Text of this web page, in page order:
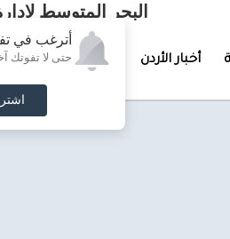
أترغب في
حتى لا تفوتك
البحر المتوسط
أخبار الأردن تغطيات خاصة